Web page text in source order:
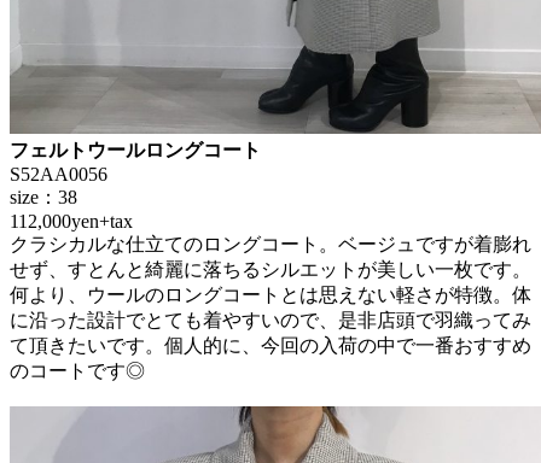
フェルトウールロングコート
S52AA0056
size：38
112,000yen+tax
クラシカルな仕立てのロングコート。ベージュですが着膨れ
せず、すとんと綺麗に落ちるシルエットが美しい一枚です。
何より、ウールのロングコートとは思えない軽さが特徴。体
に沿った設計でとても着やすいので、是非店頭で羽織ってみ
て頂きたいです。個人的に、今回の入荷の中で一番おすすめ
のコートです◎